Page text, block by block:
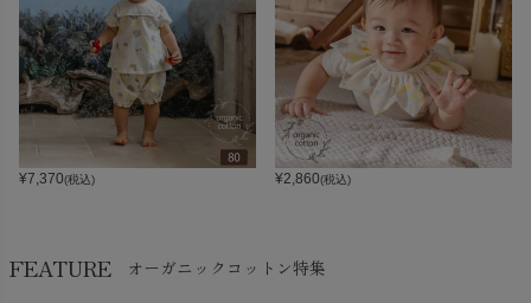
¥7,370(税込) ¥2,860(税込)
FEATURE オーガニックコットン特集